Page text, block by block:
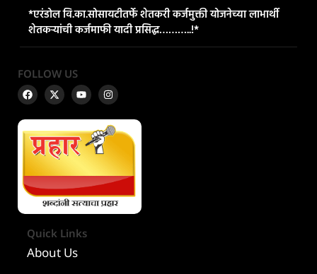
*एरंडोल वि.का.सोसायटीतर्फे शेतकरी कर्जमुक्ती योजनेच्या लाभार्थी
शेतकऱ्यांची कर्जमाफी यादी प्रसिद्ध………..!*
FOLLOW US
Quick Links